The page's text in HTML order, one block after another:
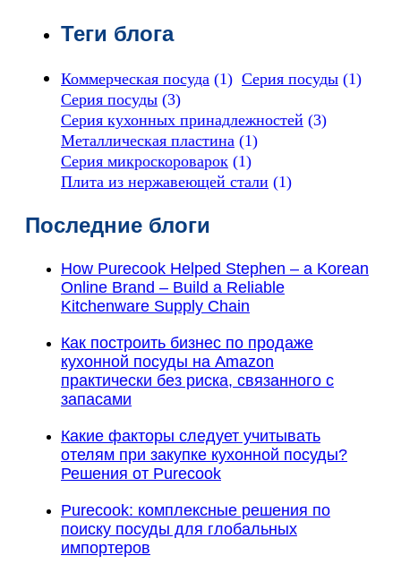
Теги блога
Коммерческая посуда (1) Серия посуды (1)
Серия посуды (3)
Серия кухонных принадлежностей (3)
Металлическая пластина (1)
Серия микроскороварок (1)
Плита из нержавеющей стали (1)
Последние блоги
How Purecook Helped Stephen – a Korean
Online Brand – Build a Reliable
Kitchenware Supply Chain
Как построить бизнес по продаже
кухонной посуды на Amazon
практически без риска, связанного с
запасами
Какие факторы следует учитывать
отелям при закупке кухонной посуды?
Решения от Purecook
Purecook: комплексные решения по
поиску посуды для глобальных
импортеров